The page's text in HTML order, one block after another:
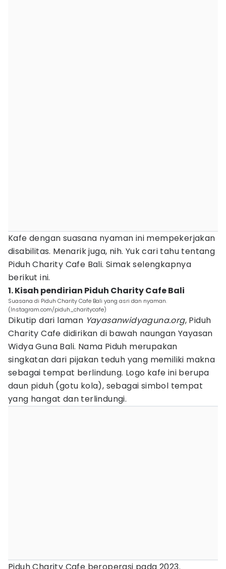
Kafe dengan suasana nyaman ini mempekerjakan
disabilitas. Menarik juga, nih. Yuk cari tahu tentang
Piduh Charity Cafe Bali. Simak selengkapnya
berikut ini.
1. Kisah pendirian Piduh Charity Cafe Bali
Suasana di Piduh Charity Cafe Bali yang asri dan nyaman.
(Instagram.com/piduh_charitycafe)
Dikutip dari laman Yayasanwidyaguna.org, Piduh
Charity Cafe didirikan di bawah naungan Yayasan
Widya Guna Bali. Nama Piduh merupakan
singkatan dari pijakan teduh yang memiliki makna
sebagai tempat berlindung. Logo kafe ini berupa
daun piduh (gotu kola), sebagai simbol tempat
yang hangat dan terlindungi.